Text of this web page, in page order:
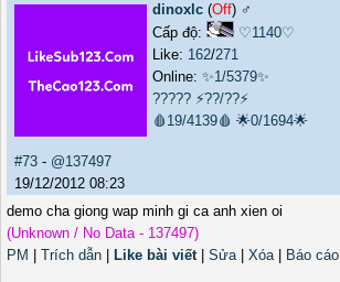
dinoxlc (Off) ♂️
Cấp độ:
♡1140♡
Like: 162/271
Online: ✨1/5379✨
????? ⚡??/??⚡
🩸19/4139🩸 🌟0/1694🌟
#73 - @137497
19/12/2012 08:23
demo cha giong wap minh gi ca anh xien oi
(Unknown / No Data - 137497)
PM
Trích dẫn Like bài viết| Sửa| Xóa| Báo cáo